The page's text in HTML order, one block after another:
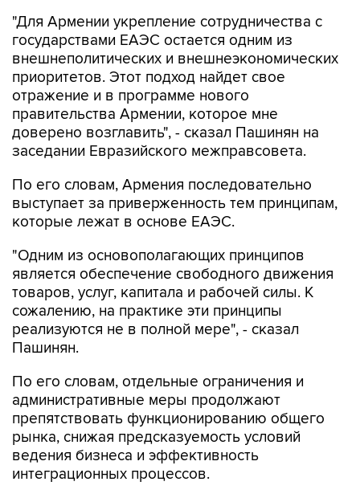
"Для Армении укрепление сотрудничества с
государствами ЕАЭС остается одним из
внешнеполитических и внешнеэкономических
приоритетов. Этот подход найдет свое
отражение и в программе нового
правительства Армении, которое мне
доверено возглавить", - сказал Пашинян на
заседании Евразийского межправсовета.
По его словам, Армения последовательно
выступает за приверженность тем принципам,
которые лежат в основе ЕАЭС.
"Одним из основополагающих принципов
является обеспечение свободного движения
товаров, услуг, капитала и рабочей силы. К
сожалению, на практике эти принципы
реализуются не в полной мере", - сказал
Пашинян.
По его словам, отдельные ограничения и
административные меры продолжают
препятствовать функционированию общего
рынка, снижая предсказуемость условий
ведения бизнеса и эффективность
интеграционных процессов.